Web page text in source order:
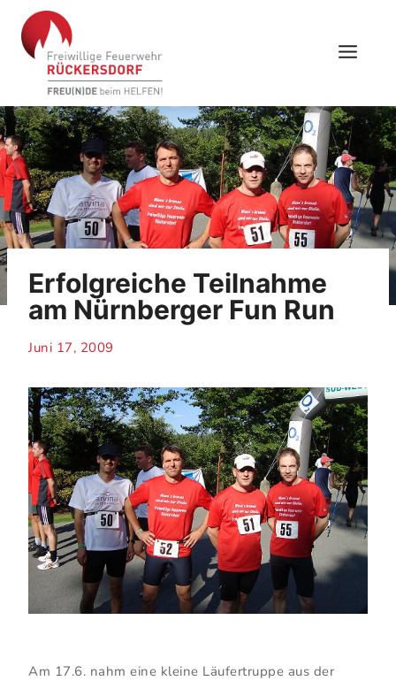
content
Erfolgreiche Teilnahme
am Nürnberger Fun Run
Juni 17, 2009
Am 17.6. nahm eine kleine Läufertruppe aus der